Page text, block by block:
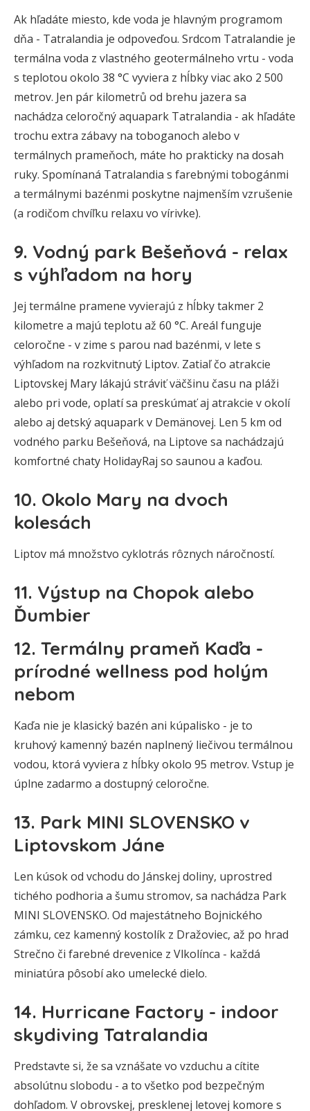
Ak hľadáte miesto, kde voda je hlavným programom
dňa - Tatralandia je odpoveďou. Srdcom Tatralandie je
termálna voda z vlastného geotermálneho vrtu - voda
s teplotou okolo 38 °C vyviera z hĺbky viac ako 2 500
metrov. Jen pár kilometrů od brehu jazera sa
nachádza celoročný aquapark Tatralandia - ak hľadáte
trochu extra zábavy na toboganoch alebo v
termálnych prameňoch, máte ho prakticky na dosah
ruky. Spomínaná Tatralandia s farebnými tobogánmi
a termálnymi bazénmi poskytne najmenším vzrušenie
(a rodičom chvíľku relaxu vo vírivke).
9. Vodný park Bešeňová - relax
s výhľadom na hory
Jej termálne pramene vyvierajú z hĺbky takmer 2
kilometre a majú teplotu až 60 °C. Areál funguje
celoročne - v zime s parou nad bazénmi, v lete s
výhľadom na rozkvitnutý Liptov. Zatiaľ čo atrakcie
Liptovskej Mary lákajú stráviť väčšinu času na pláži
alebo pri vode, oplatí sa preskúmať aj atrakcie v okolí
alebo aj detský aquapark v Demänovej. Len 5 km od
vodného parku Bešeňová, na Liptove sa nachádzajú
komfortné chaty HolidayRaj so saunou a kaďou.
10. Okolo Mary na dvoch
kolesách
Liptov má množstvo cyklotrás rôznych náročností.
11. Výstup na Chopok alebo
Ďumbier
12. Termálny prameň Kaďa -
prírodné wellness pod holým
nebom
Kaďa nie je klasický bazén ani kúpalisko - je to
kruhový kamenný bazén naplnený liečivou termálnou
vodou, ktorá vyviera z hĺbky okolo 95 metrov. Vstup je
úplne zadarmo a dostupný celoročne.
13. Park MINI SLOVENSKO v
Liptovskom Jáne
Len kúsok od vchodu do Jánskej doliny, uprostred
tichého podhoria a šumu stromov, sa nachádza Park
MINI SLOVENSKO. Od majestátneho Bojnického
zámku, cez kamenný kostolík z Dražoviec, až po hrad
Strečno či farebné drevenice z Vlkolínca - každá
miniatúra pôsobí ako umelecké dielo.
14. Hurricane Factory - indoor
skydiving Tatralandia
Predstavte si, že sa vznášate vo vzduchu a cítite
absolútnu slobodu - a to všetko pod bezpečným
dohľadom. V obrovskej, presklenej letovej komore s